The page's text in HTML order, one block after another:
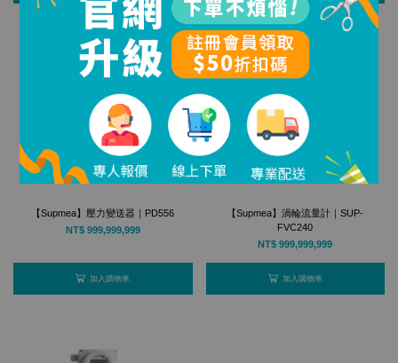
【Supmea】壓力變送器｜PD556
NT$ 999,999,999
加入購物車
【Supmea】渦輪流量計｜SUP-
FVC240
NT$ 999,999,999
加入購物車